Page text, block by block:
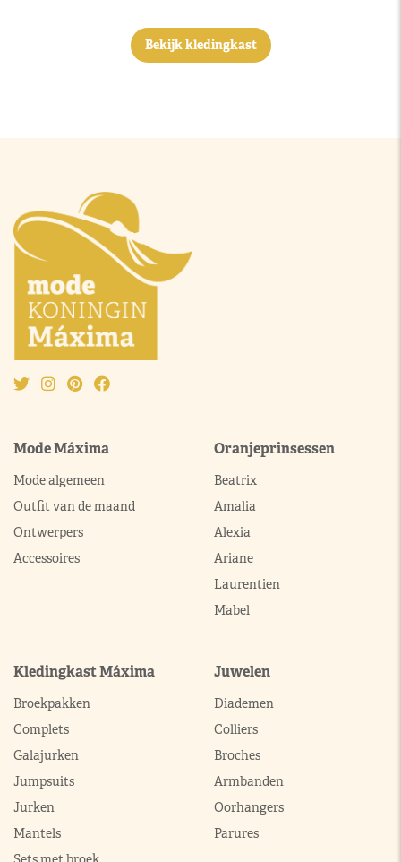
Bekijk kledingkast
Mode Máxima
Mode algemeen
Outfit van de maand
Ontwerpers
Accessoires
Oranjeprinsessen
Beatrix
Amalia
Alexia
Ariane
Laurentien
Mabel
Kledingkast Máxima
Broekpakken
Complets
Galajurken
Jumpsuits
Jurken
Mantels
Juwelen
Diademen
Colliers
Broches
Armbanden
Oorhangers
Parures